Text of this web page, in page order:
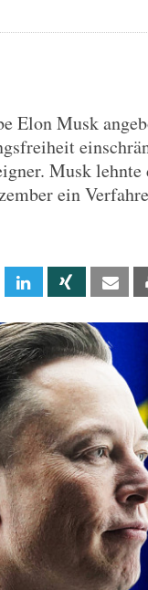
Elon Musk
Musk
ein
Twitter Linkedin Xing